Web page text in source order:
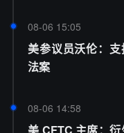
08-06 15:05
美参议员沃伦：
法案
08-06 14:58